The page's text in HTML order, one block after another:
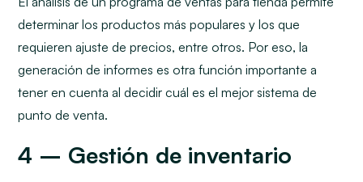
determinar los productos más populares y los que
requieren ajuste de precios, entre otros. Por eso, la
generación de informes es otra función importante a
tener en cuenta al decidir cuál es el mejor sistema de
punto de venta.
4 – Gestión de inventario